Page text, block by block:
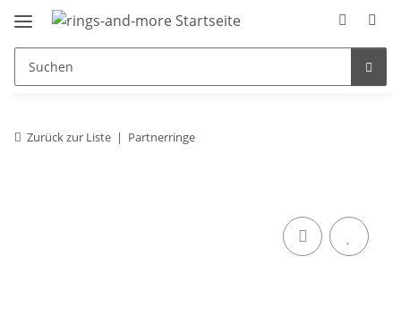
Zurück zur Liste Partnerringe